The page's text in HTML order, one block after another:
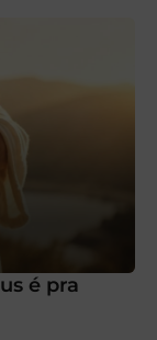
é pra